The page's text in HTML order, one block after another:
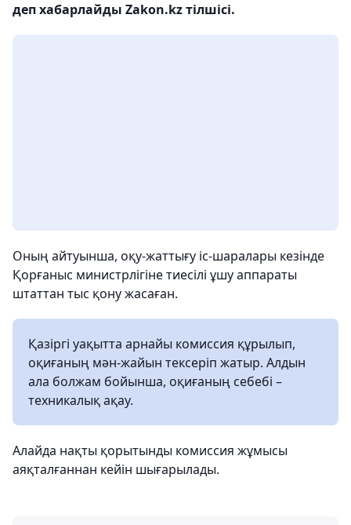
деп хабарлайды Zakon.kz тілшісі.
Оның айтуынша, оқу-жаттығу іс-шаралары кезінде
Қорғаныс министрлігіне тиесілі ұшу аппараты
штаттан тыс қону жасаған.
Қазіргі уақытта арнайы комиссия құрылып,
оқиғаның мән-жайын тексеріп жатыр. Алдын
ала болжам бойынша, оқиғаның себебі –
техникалық ақау.
Алайда нақты қорытынды комиссия жұмысы
аяқталғаннан кейін шығарылады.